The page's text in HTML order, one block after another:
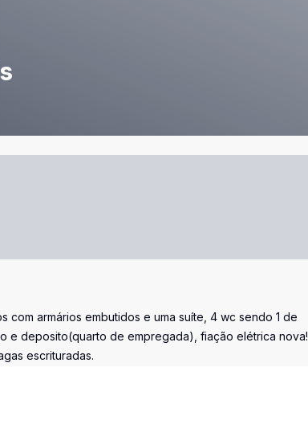
com armários embutidos e uma suíte, 4 wc sendo 1 de
e deposito(quarto de empregada), fiação elétrica nova!
escrituradas.